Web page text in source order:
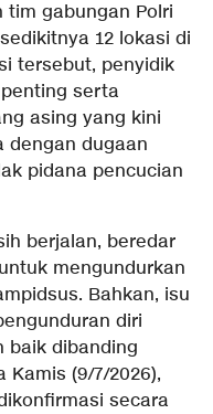
gabungan Polri
12 lokasi di
tersebut, penyidik
serta
asing yang kini
dengan dugaan
pidana pencucian
berjalan, beredar
mengundurkan
Bahkan, isu
diri
baik dibanding
(9/7/2026),
secara